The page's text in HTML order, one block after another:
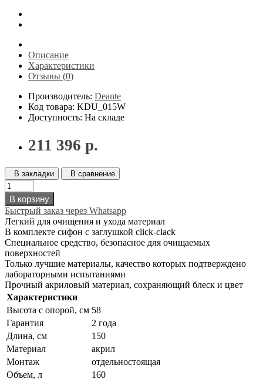
Описание
Характеристики
Отзывы (0)
Производитель: Deante
Код товара: KDU_015W
Доступность: На складе
211 396 р.
В закладки В сравнение
В корзину
Быстрый заказ через Whatsapp
Легкий для очищения и ухода материал
В комплекте сифон с заглушкой click-clack
Специальное средство, безопасное для очищаемых
поверхностей
Только лучшие материалы, качество которых подтверждено
лабораторными испытаниями
Прочный акриловый материал, сохраняющий блеск и цвет
Характеристики
Высота с опорой, см 58
Гарантия
2 года
Длина, см
150
Материал
акрил
Монтаж
отдельностоящая
Объем, л
160